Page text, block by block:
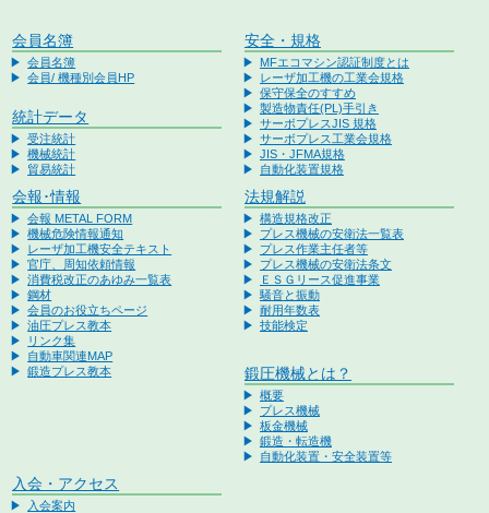
会員名簿
会員名簿
会員/ 機種別会員HP
統計データ
受注統計
機械統計
貿易統計
安全・規格
MFエコマシン認証制度とは
レーザ加工機の工業会規格
保守保全のすすめ
製造物責任(PL)手引き
サーボプレスJIS 規格
サーボプレス工業会規格
JIS・JFMA規格
自動化装置規格
会報･情報
会報 METAL FORM
機械危険情報通知
レーザ加工機安全テキスト
官庁、周知依頼情報
消費税改正のあゆみ一覧表
鋼材
会員のお役立ちページ
油圧プレス教本
リンク集
自動車関連MAP
鍛造プレス教本
法規解説
構造規格改正
プレス機械の安衛法一覧表
プレス作業主任者等
プレス機械の安衛法条文
ＥＳＧリース促進事業
騒音と振動
耐用年数表
技能検定
鍛圧機械とは？
概要
プレス機械
板金機械
鍛造・転造機
自動化装置・安全装置等
入会・アクセス
入会案内